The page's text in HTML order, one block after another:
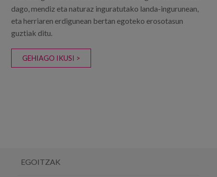
dago, mendiz eta naturaz inguratutako landa-ingurunean,
eta herriaren erdigunean bertan egoteko erosotasun
guztiak ditu.
GEHIAGO IKUSI >
EGOITZAK